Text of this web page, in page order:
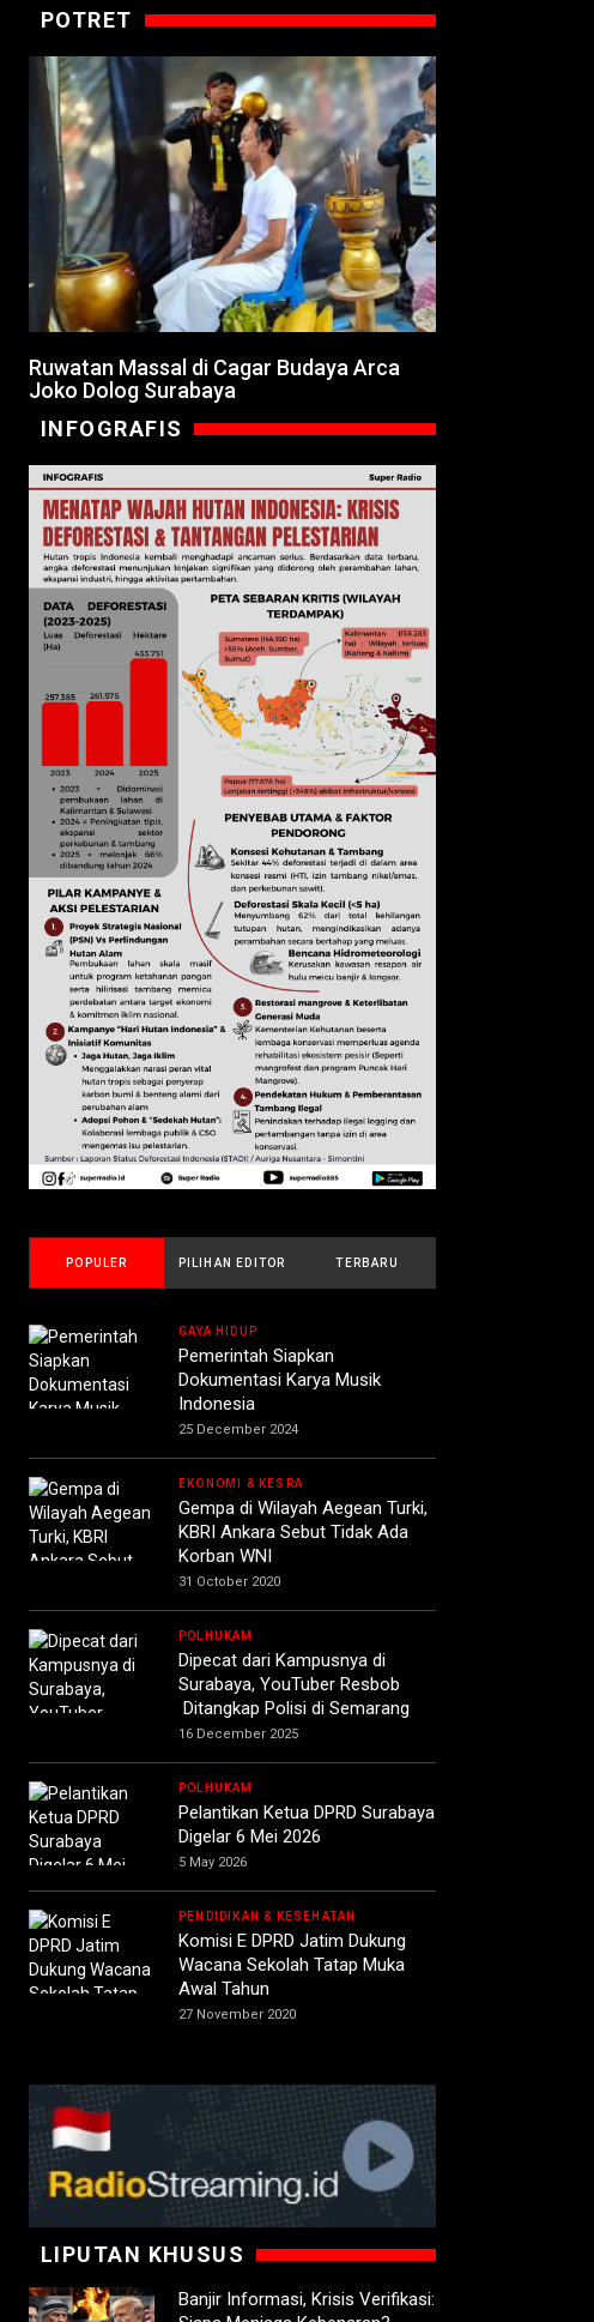
POTRET
Ruwatan Massal di Cagar Budaya Arca
Joko Dolog Surabaya
INFOGRAFIS
POPULER PILIHAN EDITOR TERBARU
GAYA HIDUP
Pemerintah Siapkan
Dokumentasi Karya Musik
Indonesia
25 December 2024
EKONOMI & KESRA
Gempa di Wilayah Aegean Turki,
KBRI Ankara Sebut Tidak Ada
Korban WNI
31 October 2020
POLHUKAM
Dipecat dari Kampusnya di
Surabaya, YouTuber Resbob
Ditangkap Polisi di Semarang
16 December 2025
POLHUKAM
Pelantikan Ketua DPRD Surabaya
Digelar 6 Mei 2026
5 May 2026
PENDIDIKAN & KESEHATAN
Komisi E DPRD Jatim Dukung
Wacana Sekolah Tatap Muka
Awal Tahun
27 November 2020
LIPUTAN KHUSUS
Banjir Informasi, Krisis Verifikasi: